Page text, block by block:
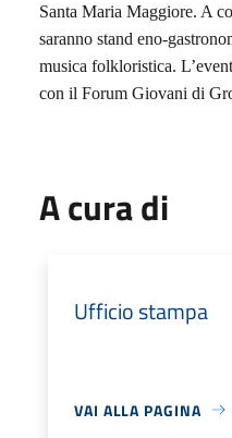
Santa Maria Maggiore. A
saranno stand eno-
musica folkloristica.
con il Forum Giovani di
A cura di
Ufficio stampa
VAI ALLA PAGINA